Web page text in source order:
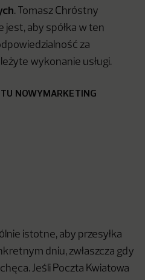
. Tomasz Chróstny
jest, aby spółka w ten
za
wykonanie usługi.
NOWYMARKETING
istotne, aby przesyłka
dniu, zwłaszcza gdy
Jeśli Poczta Kwiatowa